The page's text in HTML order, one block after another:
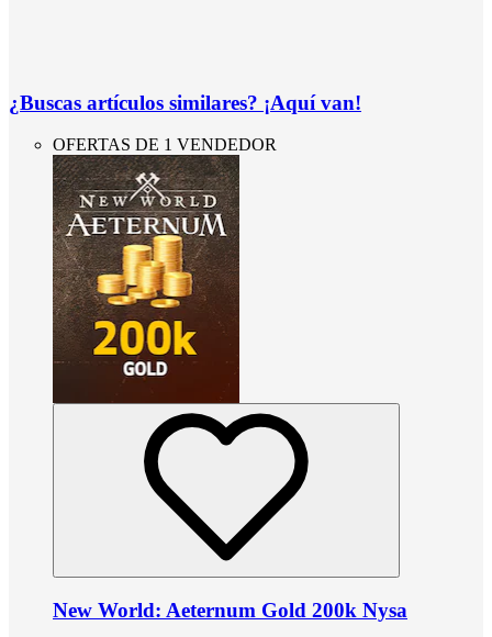
¿Buscas artículos similares? ¡Aquí van!
OFERTAS DE 1 VENDEDOR
New World: Aeternum Gold 200k Nysa